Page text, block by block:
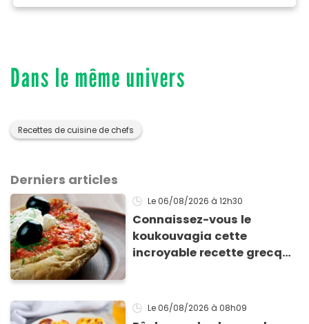
Dans le même univers
Recettes de cuisine de chefs
Derniers articles
Le 06/08/2026 à 12h30
Connaissez-vous le
koukouvagia cette
incroyable recette grecque
Le 06/08/2026 à 08h09